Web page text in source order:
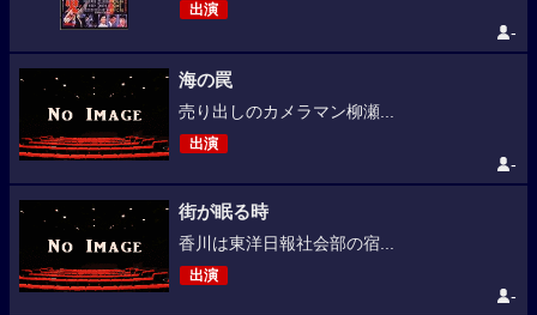
出演
-
海の罠
売り出しのカメラマン柳瀬...
出演
-
街が眠る時
香川は東洋日報社会部の宿...
出演
-